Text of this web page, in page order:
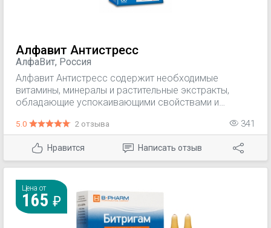
Алфавит Антистресс
АлфаВит, Россия
Алфавит Антистресс содержит необходимые
витамины, минералы и растительные экстракты,
обладающие успокаивающими свойствами и
системы
5.0 2 отзыва 341
Нравится Написать отзыв
Цена от
165